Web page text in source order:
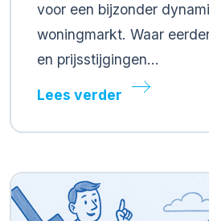
voor een bijzonder
woningmarkt. Waar
en prijsstijgingen…
Lees verder